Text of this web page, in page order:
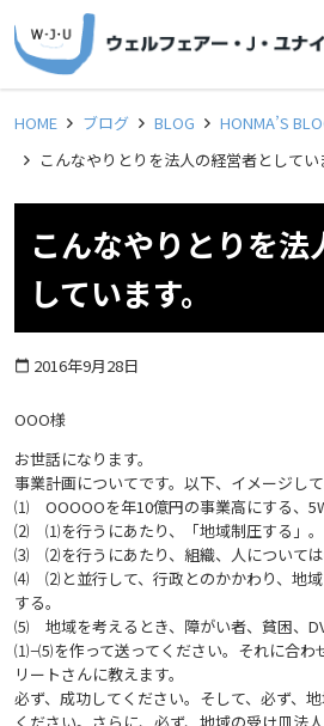
HOME ブログ BLOG
HONMA’S
こんなやりとりを法人の経営者としてい
こんなやりとりを法
しています。
calendar_today 2016年9月28日
OOO様
お世話になります。
事業計画についてです。以下、イメージして
⑴ OOOOOを年10億円の事業高にする、
⑵ ⑴を行うにあたり、「地域制圧する」。
⑶ ⑵を行うにあたり、組織、人については
⑷ ⑵と並行して、行政とのかかわり、地域
する。
⑸ 地域を考えるとき、障がい者、貧困、DV
⑴−⑸を作って送ってください。それに合わ
リートさんに教えます。
必ず、成功してください。そして、必ず、